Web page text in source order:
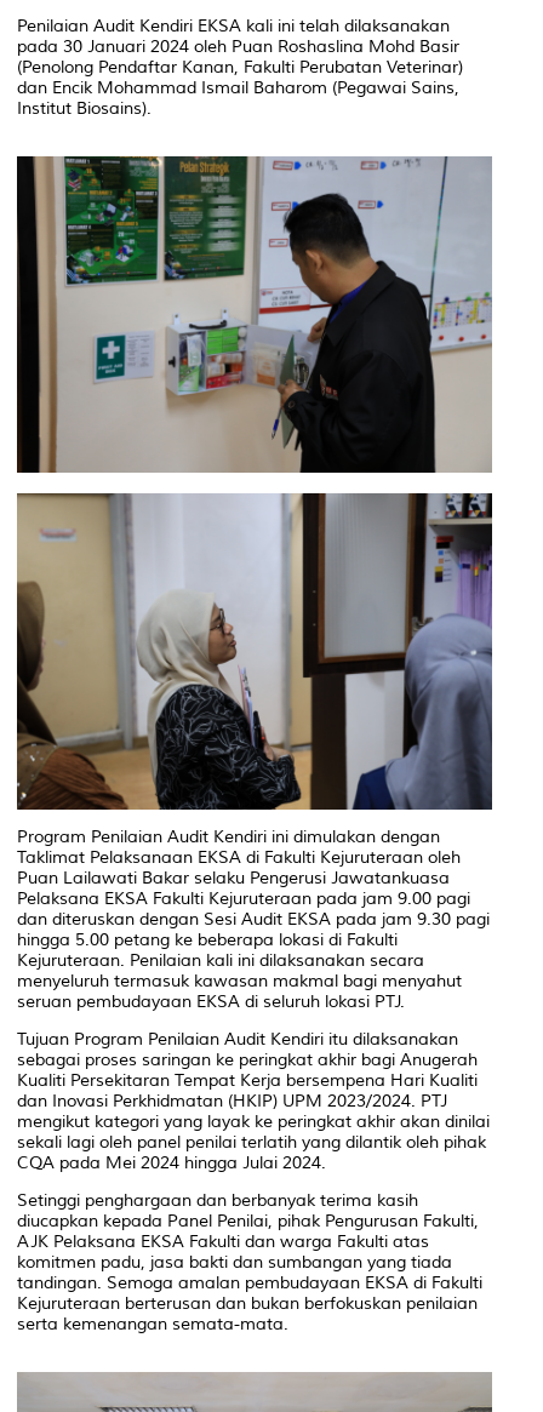
Penilaian Audit Kendiri EKSA kali ini telah dilaksanakan
pada 30 Januari 2024 oleh Puan Roshaslina Mohd Basir
(Penolong Pendaftar Kanan, Fakulti Perubatan Veterinar)
dan Encik Mohammad Ismail Baharom (Pegawai Sains,
Institut Biosains).
Program Penilaian Audit Kendiri ini dimulakan dengan
Taklimat Pelaksanaan EKSA di Fakulti Kejuruteraan oleh
Puan Lailawati Bakar selaku Pengerusi Jawatankuasa
Pelaksana EKSA Fakulti Kejuruteraan pada jam 9.00 pagi
dan diteruskan dengan Sesi Audit EKSA pada jam 9.30 pagi
hingga 5.00 petang ke beberapa lokasi di Fakulti
Kejuruteraan. Penilaian kali ini dilaksanakan secara
menyeluruh termasuk kawasan makmal bagi menyahut
seruan pembudayaan EKSA di seluruh lokasi PTJ.
Tujuan Program Penilaian Audit Kendiri itu dilaksanakan
sebagai proses saringan ke peringkat akhir bagi Anugerah
Kualiti Persekitaran Tempat Kerja bersempena Hari Kualiti
dan Inovasi Perkhidmatan (HKIP) UPM 2023/2024. PTJ
mengikut kategori yang layak ke peringkat akhir akan dinilai
sekali lagi oleh panel penilai terlatih yang dilantik oleh pihak
CQA pada Mei 2024 hingga Julai 2024.
Setinggi penghargaan dan berbanyak terima kasih
diucapkan kepada Panel Penilai, pihak Pengurusan Fakulti,
AJK Pelaksana EKSA Fakulti dan warga Fakulti atas
komitmen padu, jasa bakti dan sumbangan yang tiada
tandingan. Semoga amalan pembudayaan EKSA di Fakulti
Kejuruteraan berterusan dan bukan berfokuskan penilaian
serta kemenangan semata-mata.